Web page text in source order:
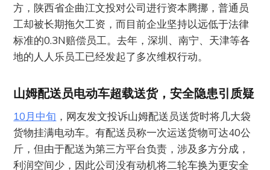
方，陕西省企曲江文投对公司进行资本腾挪，普通员
工却被长期拖欠工资，而目前企业坚持以远低于法律
标准的0.3N赔偿员工。去年，深圳、南宁、天津等各
地的人人乐员工已经发起了多次维权行动。
山姆配送员电动车超载送货，安全隐患引质疑
10月中旬 ，网友发文投诉山姆配送员送货时将几大袋
货物挂满电动车。有配送员称一次运送货物可达40公
斤，但由于配送为第三方平台负责，涉及多方分成，
利润空间少，因此公司没有动机将二轮车换为更安全